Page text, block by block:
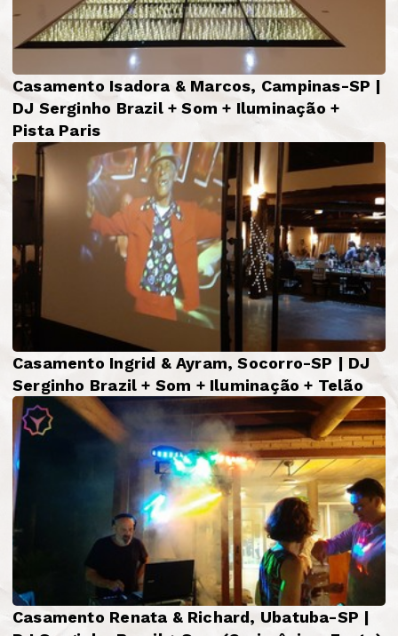
Casamento Isadora & Marcos, Campinas-SP |
DJ Serginho Brazil + Som + Iluminação +
Pista Paris
Casamento Ingrid & Ayram, Socorro-SP | DJ
Serginho Brazil + Som + Iluminação + Telão
Casamento Renata & Richard, Ubatuba-SP |